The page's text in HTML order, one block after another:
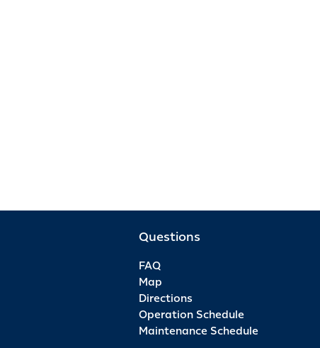
Questions
FAQ
Map
Directions
Operation Schedule
Maintenance Schedule